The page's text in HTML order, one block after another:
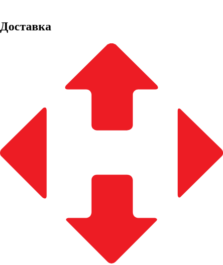
Доставка